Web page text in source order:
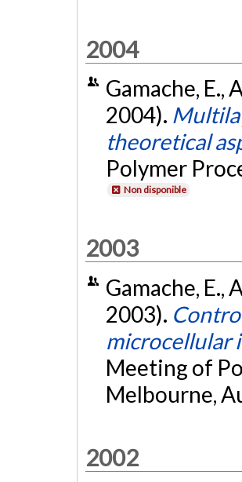
2004
Gamache, E.,
2004).
theoretical
Polymer
Non disponible
2003
Gamache, E.,
2003).
microcellular
Meeting of
Melbourne,
2002